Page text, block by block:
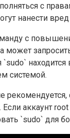
с
нанести вред
с
системой.
аккаунт
`sudo` для